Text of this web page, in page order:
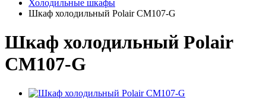
Холодильные шкафы
Шкаф холодильный Polair CM107-G
Шкаф холодильный Polair
CM107-G